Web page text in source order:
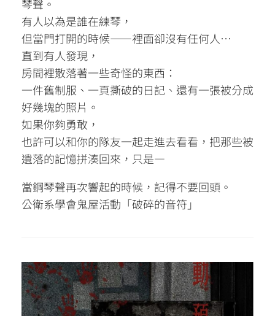
琴聲。
有人以為是誰在練琴，
但當門打開的時候——裡面卻沒有任何人⋯
直到有人發現，
房間裡散落著一些奇怪的東西：
一件舊制服、一頁撕破的日記、還有一張被分成
好幾塊的照片。
如果你夠勇敢，
也許可以和你的隊友一起走進去看看，把那些被
遺落的記憶拼湊回來，只是—
當鋼琴聲再次響起的時候，記得不要回頭。
公衛系學會鬼屋活動「破碎的音符」